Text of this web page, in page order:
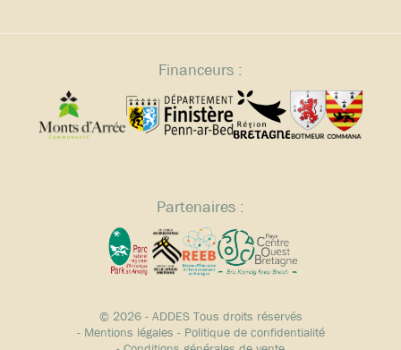
Financeurs :
Partenaires :
© 2026 - ADDES Tous droits réservés
- Mentions légales - Politique de confidentialité